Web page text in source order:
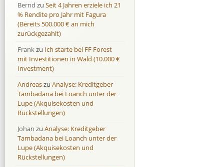
Finbee
43,2%
Finbee (CZK)
0,0 %
HeavyFinance
IUVO Group
-32,2 %
Lenndy
-314,6 %
Moncera
8,0 %
Monestro
9,1 %
Neo Finance
Omaraha
16,4 %
Finbee
35,2%
Finbee (CZK)
0,0 %
HeavyFinance
IUVO Group
-55,0 %
Lenndy
146,5 %
Moncera
11,1 %
Monestro
>1000%
Neo Finance
Omaraha
18,0 %
Bernd zu Seit 4 Jahren erziele ich 21
% Rendite pro Jahr mit Fagura
(Bereits 500.000 € an mich
zurückgezahlt)
Frankzu Ich starte bei FF Forest
mit Investitionen in Wald (10.000 €
Investment)
Andreaszu Analyse: Kreditgeber
Tambadana bei Loanch unter der
Lupe (Akquisekosten und
Rückstellungen)
Johan zu Analyse: Kreditgeber
Tambadana bei Loanch unter der
Lupe (Akquisekosten und
Rückstellungen)